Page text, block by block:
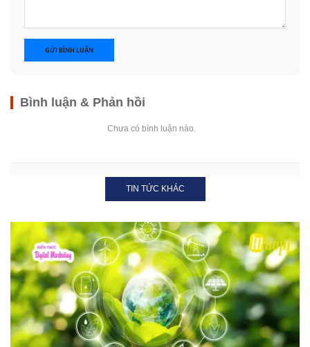
GỬI BÌNH LUẬN
Bình luận & Phản hồi
Chưa có bình luận nào.
TIN TỨC KHÁC